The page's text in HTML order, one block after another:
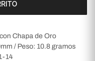
Chapa de Oro
/ Peso: 10.8 gramos
14